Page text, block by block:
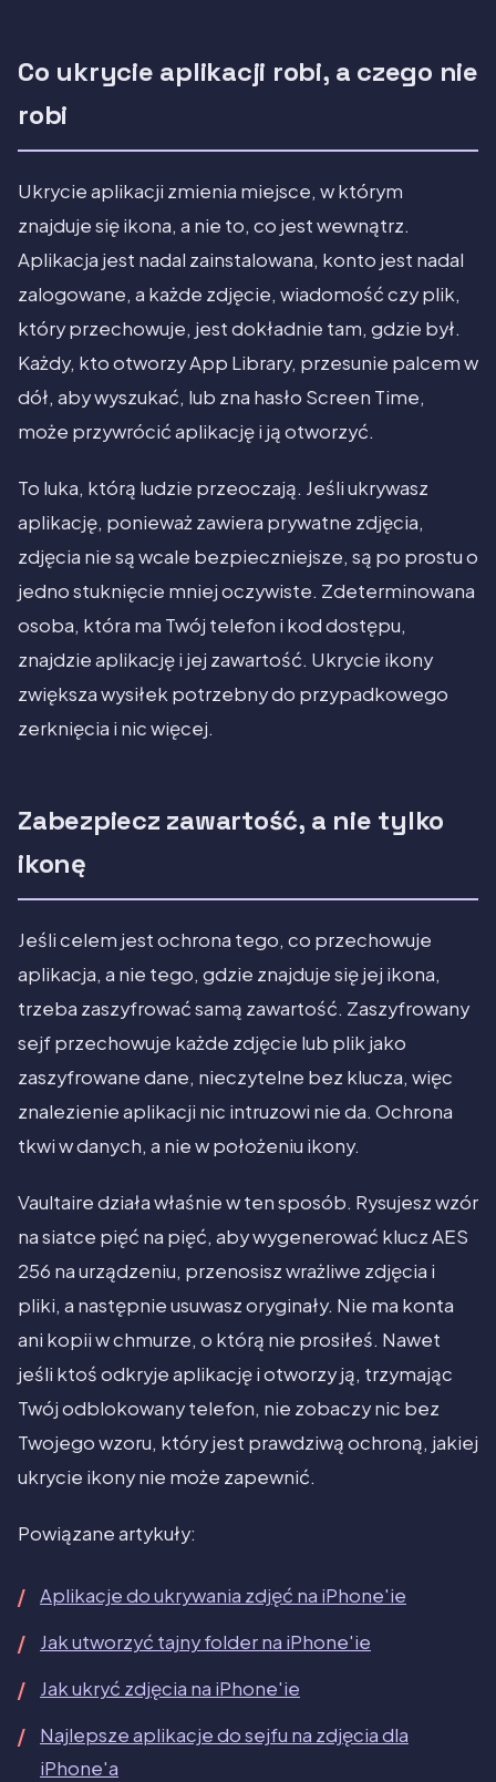
Co ukrycie aplikacji robi, a czego nie
robi
Ukrycie aplikacji zmienia miejsce, w którym
znajduje się ikona, a nie to, co jest wewnątrz.
Aplikacja jest nadal zainstalowana, konto jest nadal
zalogowane, a każde zdjęcie, wiadomość czy plik,
który przechowuje, jest dokładnie tam, gdzie był.
Każdy, kto otworzy App Library, przesunie palcem w
dół, aby wyszukać, lub zna hasło Screen Time,
może przywrócić aplikację i ją otworzyć.
To luka, którą ludzie przeoczają. Jeśli ukrywasz
aplikację, ponieważ zawiera prywatne zdjęcia,
zdjęcia nie są wcale bezpieczniejsze, są po prostu o
jedno stuknięcie mniej oczywiste. Zdeterminowana
osoba, która ma Twój telefon i kod dostępu,
znajdzie aplikację i jej zawartość. Ukrycie ikony
zwiększa wysiłek potrzebny do przypadkowego
zerknięcia i nic więcej.
Zabezpiecz zawartość, a nie tylko
ikonę
Jeśli celem jest ochrona tego, co przechowuje
aplikacja, a nie tego, gdzie znajduje się jej ikona,
trzeba zaszyfrować samą zawartość. Zaszyfrowany
sejf przechowuje każde zdjęcie lub plik jako
zaszyfrowane dane, nieczytelne bez klucza, więc
znalezienie aplikacji nic intruzowi nie da. Ochrona
tkwi w danych, a nie w położeniu ikony.
Vaultaire działa właśnie w ten sposób. Rysujesz wzór
na siatce pięć na pięć, aby wygenerować klucz AES
256 na urządzeniu, przenosisz wrażliwe zdjęcia i
pliki, a następnie usuwasz oryginały. Nie ma konta
ani kopii w chmurze, o którą nie prosiłeś. Nawet
jeśli ktoś odkryje aplikację i otworzy ją, trzymając
Twój odblokowany telefon, nie zobaczy nic bez
Twojego wzoru, który jest prawdziwą ochroną, jakiej
ukrycie ikony nie może zapewnić.
Powiązane artykuły:
Aplikacje do ukrywania zdjęć na iPhone'ie
Jak utworzyć tajny folder na iPhone'ie
Jak ukryć zdjęcia na iPhone'ie
Najlepsze aplikacje do sejfu na zdjęcia dla
iPhone'a